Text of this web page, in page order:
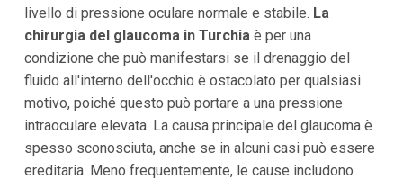
livello di pressione oculare normale e stabile. La
chirurgia del glaucoma in Turchia è per una
condizione che può manifestarsi se il drenaggio del
fluido all'interno dell'occhio è ostacolato per qualsiasi
motivo, poiché questo può portare a una pressione
intraoculare elevata. La causa principale del glaucoma è
spesso sconosciuta, anche se in alcuni casi può essere
ereditaria. Meno frequentemente, le cause includono